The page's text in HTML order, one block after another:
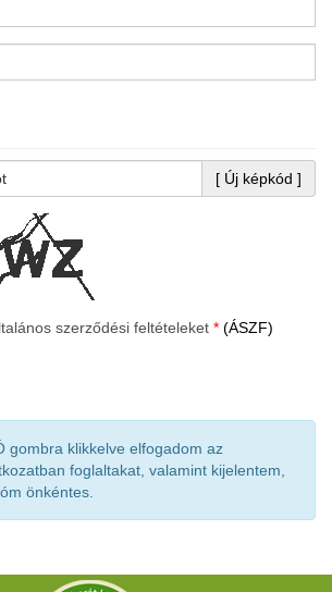
[ Új képkód ]
szerződési feltételeket * (ÁSZF)
gombra klikkelve elfogadom az
foglaltakat, valamint kijelentem,
önkéntes.